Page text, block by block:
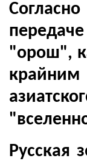
"орош",
Русская